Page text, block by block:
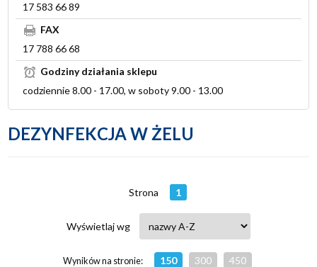
17 583 66 89
FAX
17 788 66 68
Godziny działania sklepu
codziennie 8.00 - 17.00, w soboty 9.00 - 13.00
DEZYNFEKCJA W ŻELU
Strona 1
Wyświetlaj wg
Wyników na stronie: 150 300 450